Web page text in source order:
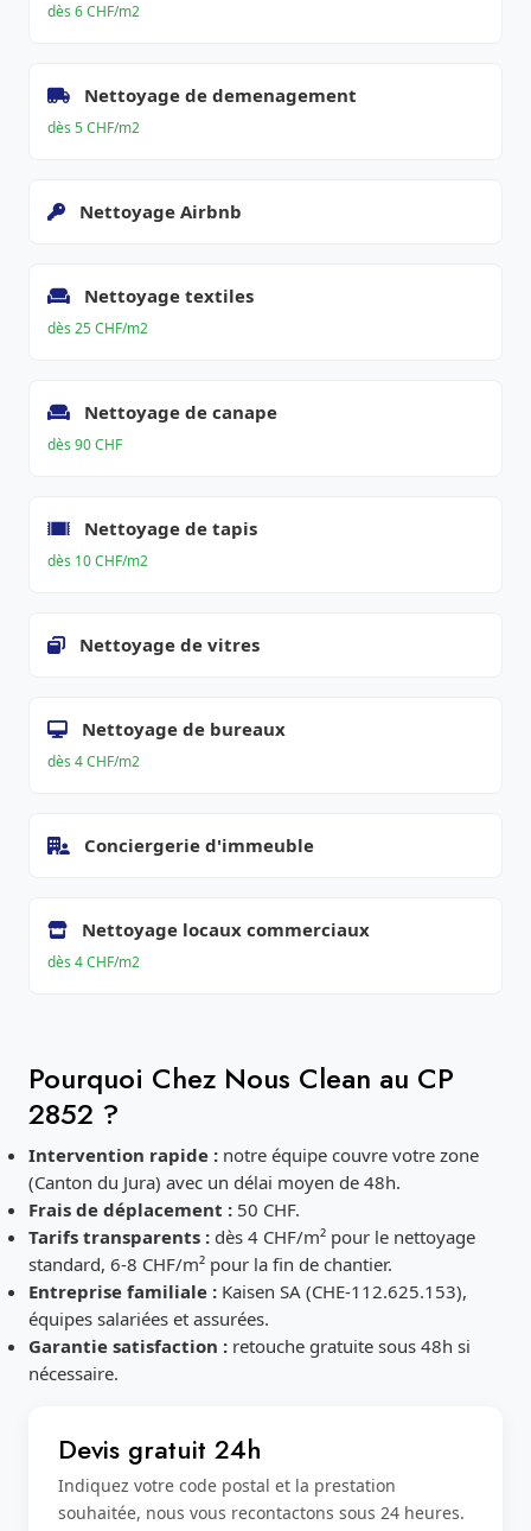
dès 6 CHF/m2
Nettoyage de demenagement
dès 5 CHF/m2
Nettoyage Airbnb
Nettoyage textiles
dès 25 CHF/m2
Nettoyage de canape
dès 90 CHF
Nettoyage de tapis
dès 10 CHF/m2
Nettoyage de vitres
Nettoyage de bureaux
dès 4 CHF/m2
Conciergerie d'immeuble
Nettoyage locaux commerciaux
dès 4 CHF/m2
Pourquoi Chez Nous Clean au CP
2852 ?
Intervention rapide :notre équipe couvre votre zone
(Canton du Jura) avec un délai moyen de 48h.
Frais de déplacement :50 CHF.
Tarifs transparents :dès 4 CHF/m² pour le nettoyage
standard, 6-8 CHF/m² pour la fin de chantier.
Entreprise familiale :Kaisen SA (CHE-112.625.153),
équipes salariées et assurées.
Garantie satisfaction :retouche gratuite sous 48h si
nécessaire.
Devis gratuit 24h
Indiquez votre code postal et la prestation
souhaitée, nous vous recontactons sous 24 heures.